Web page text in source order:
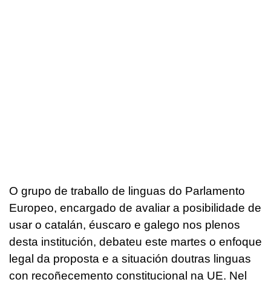
O grupo de traballo de linguas do Parlamento
Europeo, encargado de avaliar a posibilidade de
usar o catalán, éuscaro e galego nos plenos
desta institución, debateu este martes o enfoque
legal da proposta e a situación doutras linguas
con recoñecemento constitucional na UE. Nel